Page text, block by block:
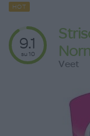
HOT
9.1
su 10
Veet